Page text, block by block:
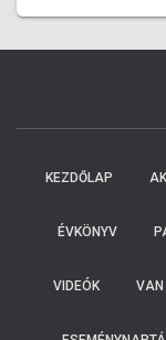
KEZDŐLAP
ÉVKÖNYV
VIDEÓK VAN